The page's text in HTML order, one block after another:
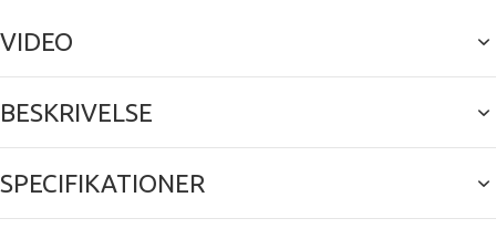
VIDEO
BESKRIVELSE
SPECIFIKATIONER